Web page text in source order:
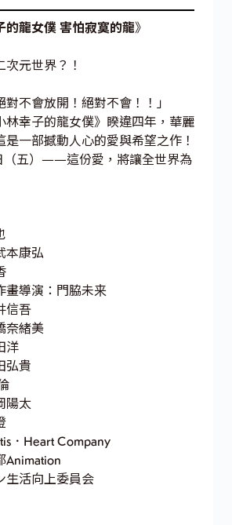
的龍女僕 害怕寂寞的龍》
元世界？！
對不會放開！絕對不會！！」
林幸子的龍女僕》睽違四年，華麗
是一部撼動人心的愛與希望之作！
（五）——這份愛，將讓全世界為
本康弘
畫導演：門脇未来
信吾
奈緒美
洋
弘貴
陽太
．Heart Company
Animation
生活向上委員会